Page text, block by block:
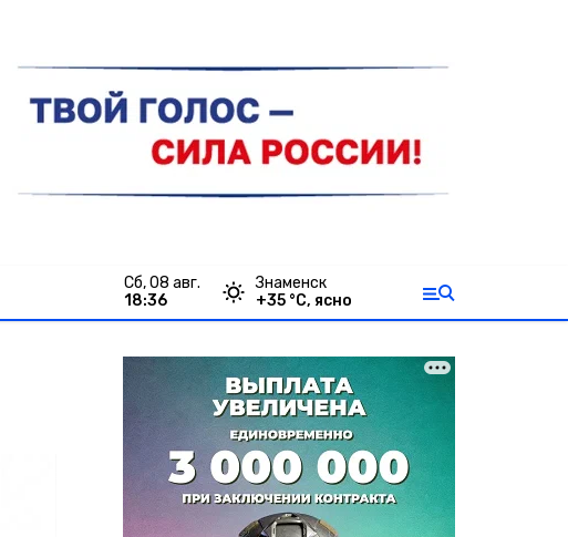
сб, 08 авг.
18:36
Знаменск
+35 °С, ясно